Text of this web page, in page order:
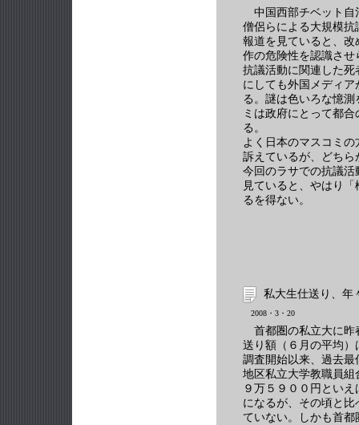
中国西部チベット自
僧侶らによる大規模
報道を見ていると、
作の危険性を認識させ
抗議活動に関連した
にしても外国メディ
る。謎は色いろな憶
ミは政府にとって都
る。
よく日本のマスコミ
訴えているが、どち
今回のラサでの抗議
見ていると、やはり
るを得ない。
私大生仕送り、年
2008・3・20
首都圏の私立大に昨
送り額（６月の平均
調査開始以来、過去
地区私立大学教職員
９万５９００円とい
になるが、その頃と
ていない。しかも首